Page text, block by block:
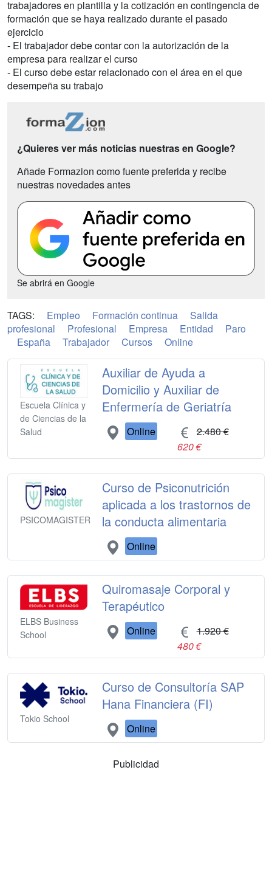
trabajadores en plantilla y la cotización en contingencia de
formación que se haya realizado durante el pasado
ejercicio
- El trabajador debe contar con la autorización de la
empresa para realizar el curso
- El curso debe estar relacionado con el área en el que
desempeña su trabajo
¿Quieres ver más noticias nuestras en Google?
Añade Formazion como fuente preferida y recibe
nuestras novedades antes
Se abrirá en Google
TAGS: Empleo Formación continua
Salida
profesional
Profesional Empresa Entidad
Paro
España
Trabajador Cursos Online
Escuela Clínica y
de Ciencias de la
Salud
Auxiliar de Ayuda a
Domicilio y Auxiliar de
Enfermería de Geriatría
Online
2.480 €
620 €
PSICOMAGISTER
Curso de Psiconutrición
aplicada a los trastornos de
la conducta alimentaria
Online
ELBS Business
School
Quiromasaje Corporal y
Terapéutico
Online
1.920 €
480 €
Tokio School
Curso de Consultoría SAP
Hana Financiera (FI)
Online
Publicidad